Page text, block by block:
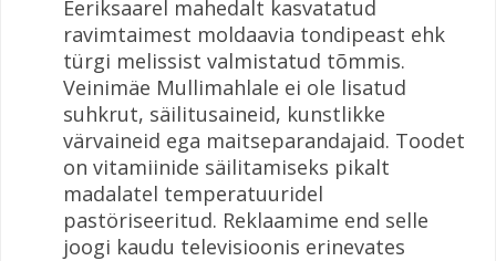
Eeriksaarel mahedalt kasvatatud
ravimtaimest moldaavia tondipeast ehk
türgi melissist valmistatud tõmmis.
Veinimäe Mullimahlale ei ole lisatud
suhkrut, säilitusaineid, kunstlikke
värvaineid ega maitseparandajaid. Toodet
on vitamiinide säilitamiseks pikalt
madalatel temperatuuridel
pastöriseeritud. Reklaamime end selle
joogi kaudu televisioonis erinevates